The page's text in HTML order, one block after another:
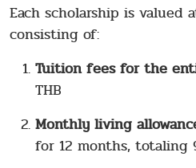
Each scholarship is valued
consisting of:
Tuition fees for the
THB
Monthly living
for 12 months, totaling